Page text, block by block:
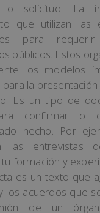
o solicitud. La
que utilizan las
para
públicos. Estos
los modelos
la presentación
Es un tipo de
confirmar
hecho. Por
las entrevistas
formación y
es un texto que
los acuerdos que
de un